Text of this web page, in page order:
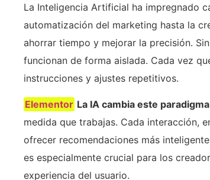
La Inteligencia Artificial ha impregnado
automatización del marketing hasta la
ahorrar tiempo y mejorar la precisión.
funcionan de forma aislada. Cada vez
instrucciones y ajustes repetitivos.
Elementor La IA cambia este
medida que trabajas. Cada interacción,
ofrecer recomendaciones más
es especialmente crucial para los
experiencia del usuario.